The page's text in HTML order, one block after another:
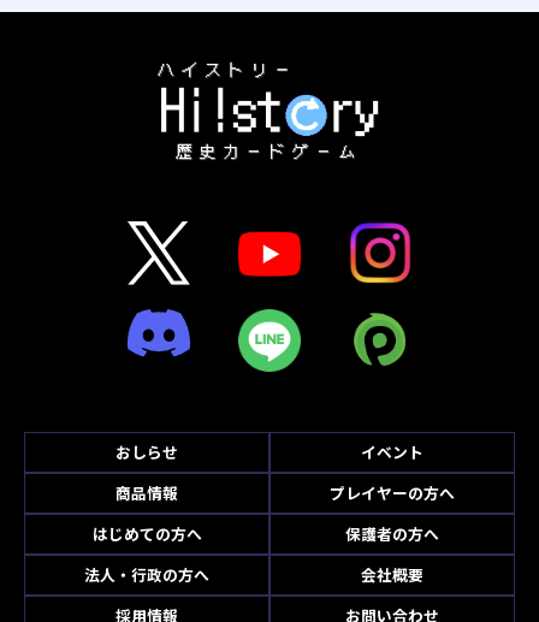
おしらせ
イベント
商品情報
プレイヤーの方へ
はじめての方へ
保護者の方へ
法人・行政の方へ
会社概要
採用情報
お問い合わせ